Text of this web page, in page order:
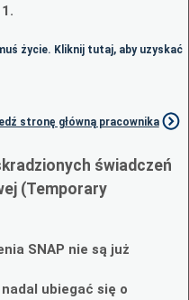
życie. Kliknij tutaj, aby uzyskać
stronę główną pracownika
świadczeń
(Temporary
SNAP nie są już
ubiegać się o